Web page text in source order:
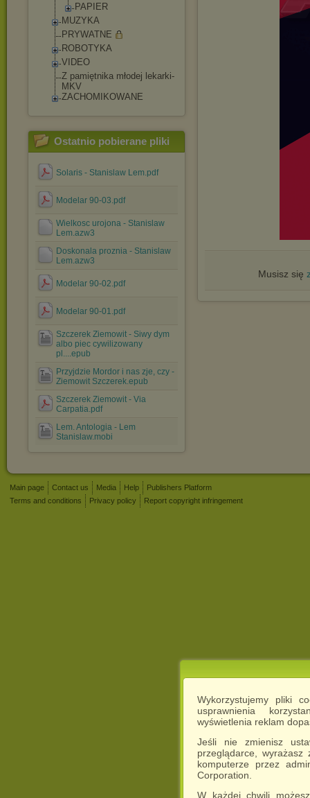
Wykorzystujemy pliki
usprawnienia
wyświetlenia reklam
Jeśli nie zmienisz
przeglądarce,
komputerze przez
Corporation.
W każdej chwili
PAPIER
MUZYKA
PRYWATNE
ROBOTYKA
VIDEO
Z pamiętnika młodej lekarki-
MKV
ZACHOMIKOWANE
Ostatnio pobierane pliki
Solaris - Stanislaw Lem.pdf
Modelar 90-03.pdf
Wielkosc urojona - Stanislaw
Lem.azw3
Doskonala proznia - Stanislaw
Lem.azw3
Modelar 90-02.pdf
Modelar 90-01.pdf
Szczerek Ziemowit - Siwy dym
albo piec cywilizowany
pl....epub
Przyjdzie Mordor i nas zje, czy -
Ziemowit Szczerek.epub
Szczerek Ziemowit - Via
Carpatia.pdf
Lem. Antologia - Lem
Stanislaw.mobi
Musisz się
Main page Contact us Media Help
Publishers Platform
Terms and conditions
Privacy policy Report copyright infringement